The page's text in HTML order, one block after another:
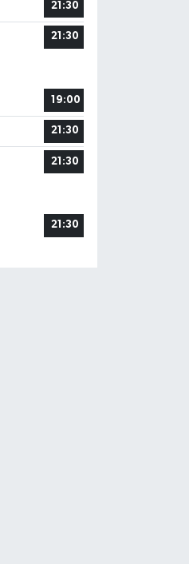
21:30
21:30
19:00
21:30
21:30
21:30